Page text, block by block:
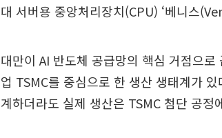
대 서버용 중앙처리장치(CPU) ‘베니스
대만이 AI 반도체 공급망의 핵심 거점으
업 TSMC를 중심으로 한 생산 생태계가
계하더라도 실제 생산은 TSMC 첨단 공정